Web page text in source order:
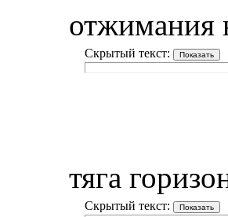
отжимания
Скрытый текст:
тяга
Скрытый текст: